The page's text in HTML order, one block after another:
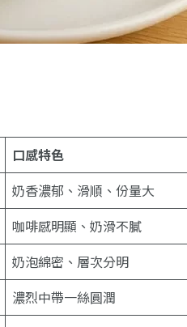
口感特色
奶香濃郁、滑順、份量大
咖啡感明顯、奶滑不膩
奶泡綿密、層次分明
濃烈中帶一絲圓潤